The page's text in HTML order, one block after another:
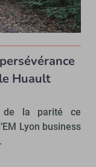
Huault
de la parité ce
Lyon business